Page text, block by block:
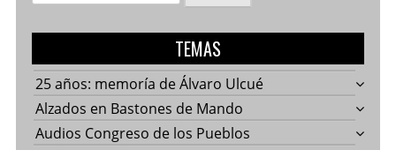
TEMAS
25 años: memoría de Álvaro Ulcué
Alzados en Bastones de Mando
Audios Congreso de los Pueblos